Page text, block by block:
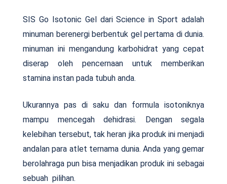
SIS Go Isotonic Gel dari Science in Sport adalah
minuman berenergi berbentuk gel pertama di dunia.
minuman ini mengandung karbohidrat yang cepat
diserap oleh pencernaan untuk memberikan
stamina instan pada tubuh anda.
Ukurannya pas di saku dan formula isotoniknya
mampu mencegah dehidrasi. Dengan segala
kelebihan tersebut, tak heran jika produk ini menjadi
andalan para atlet ternama dunia. Anda yang gemar
berolahraga pun bisa menjadikan produk ini sebagai
sebuah pilihan.